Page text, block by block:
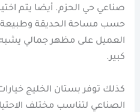
صناعي حي الحزم. أيضا يتم
حسب مساحة الحديقة
العميل على مظهر جمالي
كبير.
كذلك توفر بستان الخليج
الصناعي لتناسب مختلف